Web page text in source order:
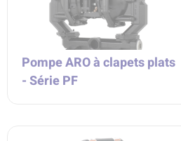
Pompe ARO à clapets plats
- Série PF